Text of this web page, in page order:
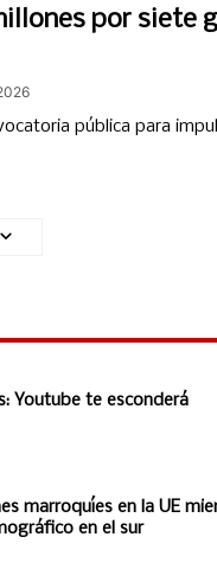
por siete
pública para
Youtube te esconderá
marroquíes en la UE
en el sur